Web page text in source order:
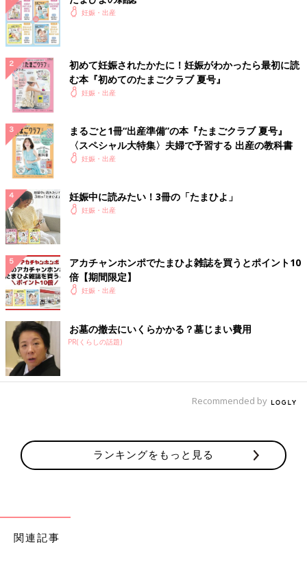
名づけの基礎知識はもちろん、「音」「画数」「漢字」「イメー
ジ」など、重視したいポイントごとに詳しく解説。さらに、豊富
な名前の実例も掲載し、名づけに必要な情報をこの一冊に凝縮し
た最新版です。
さらに、大好評の1年間使い放題の「web鑑定サービス」のログ
インID付き。
あなたの姓に合う運勢のよい名前を、1年間何度でも検索でき、
名前の鑑定も可能です。
※web鑑定サービスは、パソコン・スマートフォン・タブレット
からご利用いただけます。
Amazonで購入する（送料無料）
関連：赤ちゃんの名前ランキング
関連：女の子の赤ちゃんの名前ランキング100 [赤ちゃんの名づ
け・命名]
妊娠・出産
初めて妊娠されたかたに！妊娠がわかったら最初に読
む本『初めてのたまごクラブ 夏号』
妊娠・出産
まるごと1冊“出産準備”の本『たまごクラブ 夏号』
〈スペシャル大特集〉夫婦で予習する 出産の教科書
妊娠・出産
妊娠中に読みたい！3冊の「たまひよ」
妊娠・出産
アカチャンホンポでたまひよ雑誌を買うとポイント10
倍【期間限定】
妊娠・出産
お墓の撤去にいくらかかる？墓じまい費用
PR(くらしの話題)
Recommended by
ランキングをもっと見る
関連記事